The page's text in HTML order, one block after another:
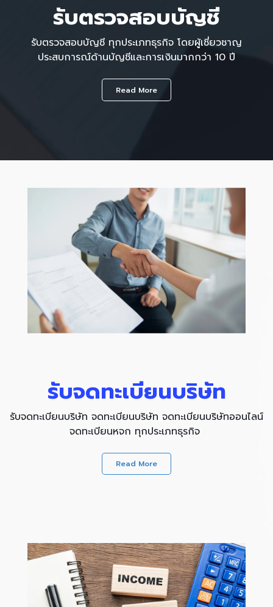
รับตรวจสอบบัญชี
รับตรวจสอบบัญชี ทุกประเภทธุรกิจ โดยผู้เชี่ยวชาญ
ประสบการณ์ด้านบัญชีและการเงินมากกว่า 10 ปี
Read More
รับจดทะเบียนบริษัท
รับจดทะเบียนบริษัท จดทะเบียนบริษัท จดทะเบียนบริษัทออนไลน์
จดทะเบียนหจก ทุกประเภทธุรกิจ
Read More